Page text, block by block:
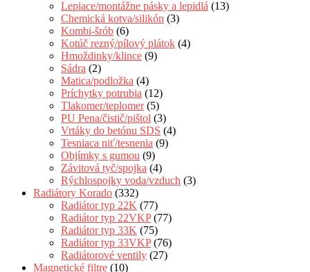
Lepiace/montážne pásky a lepidlá (13)
Chemická kotva/silikón (3)
Kombi-šrób (6)
Kotúč rezný/pílový plátok (4)
Hmoždinky/klince (9)
Sádra (2)
Matica/podložka (4)
Príchytky potrubia (12)
Tlakomer/teplomer (5)
PU Pena/čistič/pištol (3)
Vrtáky do betónu SDS (4)
Tesniaca niť/tesnenia (9)
Objímky s gumou (9)
Závitová tyč/spojka (4)
Rýchlospojky voda/vzduch (3)
Radiátory Korado (332)
Radiátor typ 22K (77)
Radiátor typ 22VKP (77)
Radiátor typ 33K (75)
Radiátor typ 33VKP (76)
Radiátorové ventily (27)
Magnetické filtre (10)